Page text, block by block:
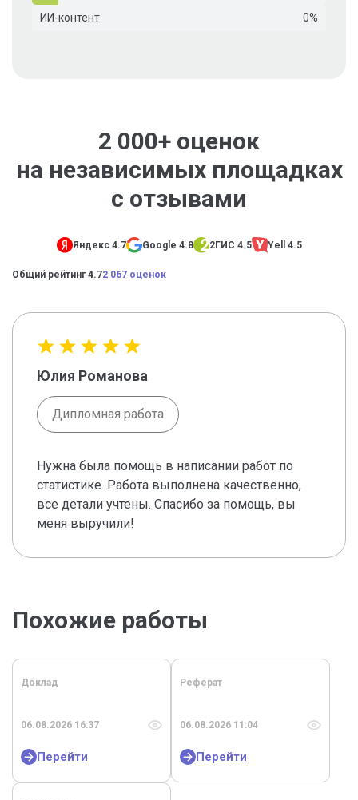
ИИ-контент 0%
2 000+ оценок
на независимых площадках
с отзывами
Яндекс 4.7 Google 4.8 2ГИС 4.5 Yell 4.5
Общий рейтинг 4.72 067 оценок
Юлия Романова
Дипломная работа
Нужна была помощь в написании работ по
статистике. Работа выполнена качественно,
все детали учтены. Спасибо за помощь, вы
меня выручили!
Похожие работы
Доклад
06.08.2026 16:37
Перейти
Реферат
06.08.2026 11:04
Перейти